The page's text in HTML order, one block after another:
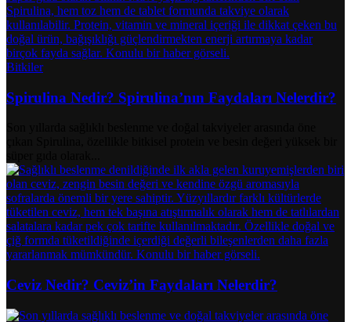
Bitkiler
Spirulina Nedir? Spirulina’nın Faydaları Nelerdir?
Ceviz Nedir? Ceviz’in Faydaları Nelerdir?